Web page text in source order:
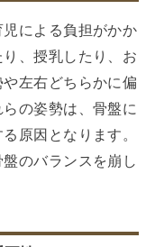
による負担がかか
、授乳したり、お
左右どちらかに偏
の姿勢は、骨盤に
原因となります。
のバランスを崩し